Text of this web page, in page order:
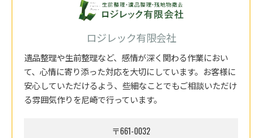
ロジレック有限会社
遺品整理や生前整理など、感情が深く関わる作業におい
て、心情に寄り添った対応を大切にしています。お客様に
安心していただけるよう、些細なことでもご相談いただけ
る雰囲気作りを尼崎で行っています。
〒661-0032